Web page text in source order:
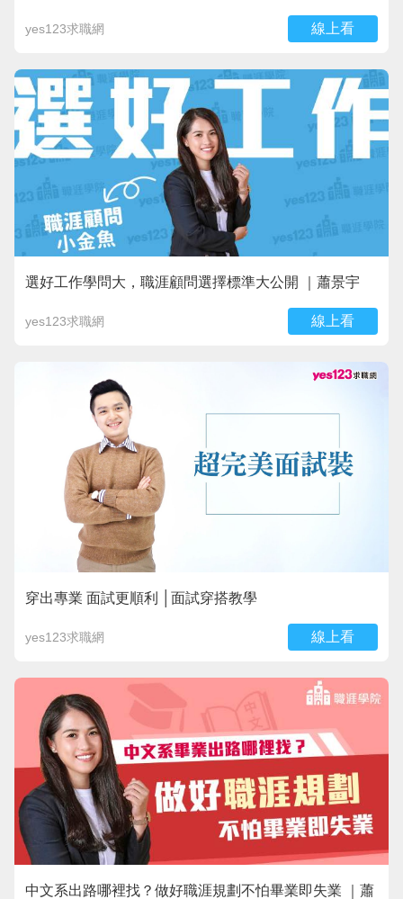
yes123求職網 線上看
選好工作學問大，職涯顧問選擇標準大公開 ｜蕭景宇
yes123求職網 線上看
穿出專業 面試更順利 │面試穿搭教學
yes123求職網 線上看
中文系出路哪裡找？做好職涯規劃不怕畢業即失業 ｜蕭